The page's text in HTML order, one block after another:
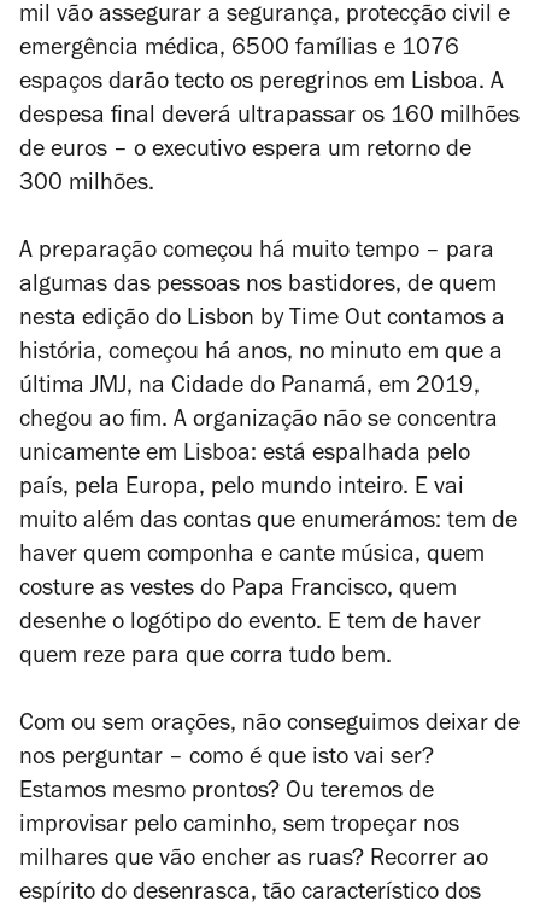
mil vão assegurar a segurança, protecção civil e
emergência médica, 6500 famílias e 1076
espaços darão tecto os peregrinos em Lisboa. A
despesa final deverá ultrapassar os 160 milhões
de euros – o executivo espera um retorno de
300 milhões.
A preparação começou há muito tempo – para
algumas das pessoas nos bastidores, de quem
nesta edição do Lisbon by Time Out contamos a
história, começou há anos, no minuto em que a
última JMJ, na Cidade do Panamá, em 2019,
chegou ao fim. A organização não se concentra
unicamente em Lisboa: está espalhada pelo
país, pela Europa, pelo mundo inteiro. E vai
muito além das contas que enumerámos: tem de
haver quem componha e cante música, quem
costure as vestes do Papa Francisco, quem
desenhe o logótipo do evento. E tem de haver
quem reze para que corra tudo bem.
Com ou sem orações, não conseguimos deixar de
nos perguntar – como é que isto vai ser?
Estamos mesmo prontos? Ou teremos de
improvisar pelo caminho, sem tropeçar nos
milhares que vão encher as ruas? Recorrer ao
espírito do desenrasca, tão característico dos